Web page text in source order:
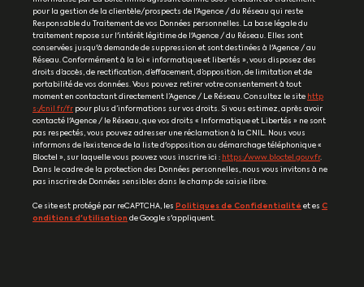
pour la gestion de la clientèle/prospects de l'Agence / du Réseau qui reste
Responsable du Traitement de vos Données personnelles. La base légale du
traitement repose sur l'intérêt légitime de l'Agence / du Réseau. Elles sont
conservées jusqu'à demande de suppression et sont destinées à l'Agence / au
Réseau. Conformément à la loi « informatique et libertés », vous disposez des
droits d’accès, de rectification, d’effacement, d’opposition, de limitation et de
portabilité de vos données. Vous pouvez retirer votre consentement à tout
moment en contactant directement l’Agence / Le Réseau. Consultez le site http
s://cnil.fr/fr pour plus d’informations sur vos droits. Si vous estimez, après avoir
contacté l'Agence / le Réseau, que vos droits « Informatique et Libertés » ne sont
pas respectés, vous pouvez adresser une réclamation à la CNIL. Nous vous
informons de l’existence de la liste d'opposition au démarchage téléphonique «
Bloctel », sur laquelle vous pouvez vous inscrire ici : https://www.bloctel.gouv.fr.
Dans le cadre de la protection des Données personnelles, nous vous invitons à ne
pas inscrire de Données sensibles dans le champ de saisie libre.
Ce site est protégé par reCAPTCHA, les Politiques de Confidentialité et es C
onditions d'utilisation de Google s'appliquent.